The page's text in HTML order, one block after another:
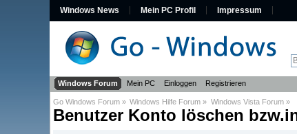
Windows News Mein PC Profil Impressum
Windows Forum Mein PC Einloggen Registrieren
Go Windows Forum » Windows Hilfe Forum » Windows Vista Forum»
Benutzer Konto löschen